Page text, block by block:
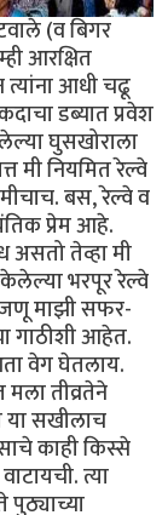
(व बिगर
आरक्षित
त्यांना आधी चढू
डब्यात प्रवेश
घुसखोराला
मी नियमित रेल्वे
बस, रेल्वे व
प्रेम आहे.
असतो तेव्हा मी
केलेल्या भरपूर रेल्वे
जणू माझी सफर-
गाठीशी आहेत.
वेग घेतलाय.
तीव्रतेने
या सखीलाच
काही किस्से
त्या